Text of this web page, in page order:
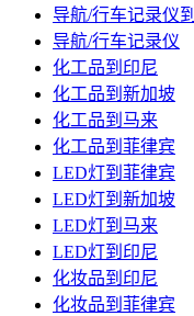
导航/行车记录仪
导航/行车记录仪
化工品到印尼
化工品到新加坡
化工品到马来
化工品到菲律宾
LED灯到菲律宾
LED灯到新加坡
LED灯到马来
LED灯到印尼
化妆品到印尼
化妆品到菲律宾